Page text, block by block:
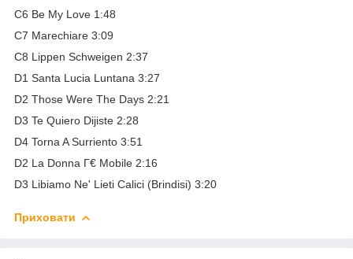
C6 Be My Love 1:48
C7 Marechiare 3:09
C8 Lippen Schweigen 2:37
D1 Santa Lucia Luntana 3:27
D2 Those Were The Days 2:21
D3 Te Quiero Dijiste 2:28
D4 Torna A Surriento 3:51
D2 La Donna Г€ Mobile 2:16
D3 Libiamo Ne' Lieti Calici (Brindisi) 3:20
Приховати